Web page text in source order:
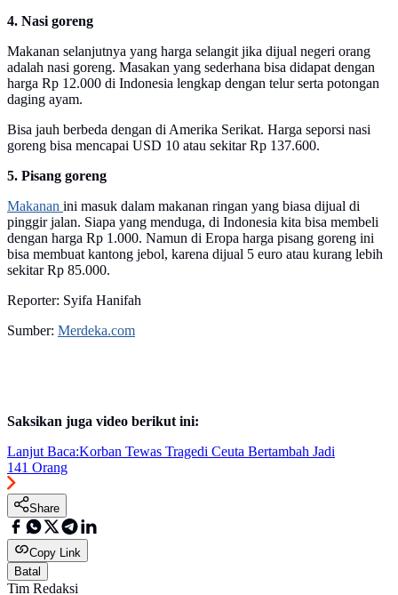
4. Nasi goreng
Makanan selanjutnya yang harga selangit jika dijual negeri orang
adalah nasi goreng. Masakan yang sederhana bisa didapat dengan
harga Rp 12.000 di Indonesia lengkap dengan telur serta potongan
daging ayam.
Bisa jauh berbeda dengan di Amerika Serikat. Harga seporsi nasi
goreng bisa mencapai USD 10 atau sekitar Rp 137.600.
5. Pisang goreng
Makanan ini masuk dalam makanan ringan yang biasa dijual di
pinggir jalan. Siapa yang menduga, di Indonesia kita bisa membeli
dengan harga Rp 1.000. Namun di Eropa harga pisang goreng ini
bisa membuat kantong jebol, karena dijual 5 euro atau kurang lebih
sekitar Rp 85.000.
Reporter: Syifa Hanifah
Sumber: Merdeka.com
Saksikan juga video berikut ini:
Lanjut Baca:Korban Tewas Tragedi Ceuta Bertambah Jadi
141 Orang
Share
Copy Link
Batal
Tim Redaksi